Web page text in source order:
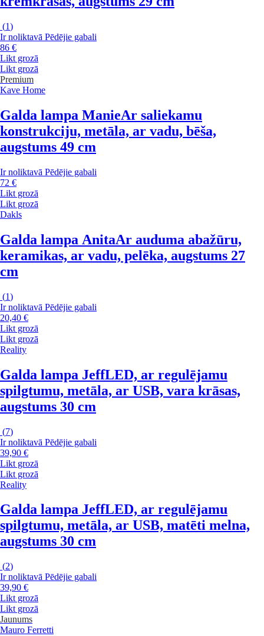
(1)
Ir noliktavā Pēdējie gabali
86 €
Likt grozā
Likt grozā
Premium
Kave Home
Galda lampa ManieAr saliekamu
konstrukciju, metāla, ar vadu, bēša,
augstums 49 cm
Ir noliktavā Pēdējie gabali
72 €
Likt grozā
Likt grozā
Dakls
Galda lampa AnitaAr auduma abažūru,
keramikas, ar vadu, pelēka, augstums 27
cm
(1)
Ir noliktavā Pēdējie gabali
20,40 €
Likt grozā
Likt grozā
Reality
Galda lampa JeffLED, ar regulējamu
spilgtumu, metāla, ar USB, vara krāsas,
augstums 30 cm
(7)
Ir noliktavā Pēdējie gabali
39,90 €
Likt grozā
Likt grozā
Reality
Galda lampa JeffLED, ar regulējamu
spilgtumu, metāla, ar USB, matēti melna,
augstums 30 cm
(2)
Ir noliktavā Pēdējie gabali
39,90 €
Likt grozā
Likt grozā
Jaunums
Mauro Ferretti